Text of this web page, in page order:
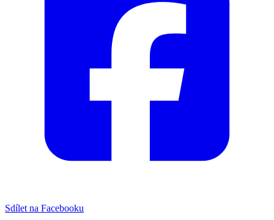
Sdílet na Facebooku